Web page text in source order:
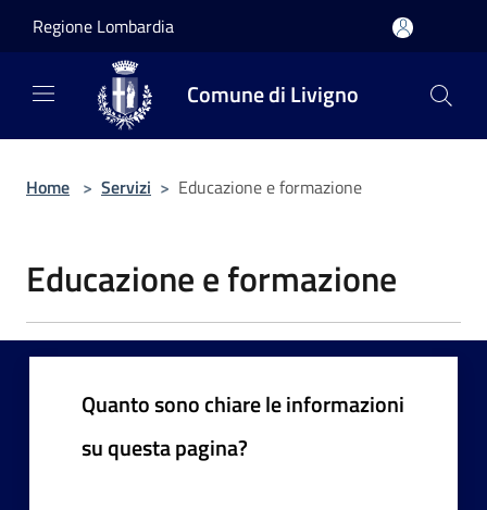
Regione Lombardia
Comune di Livigno
Home > Servizi > Educazione e formazione
Educazione e formazione
Quanto sono chiare le informazioni
su questa pagina?